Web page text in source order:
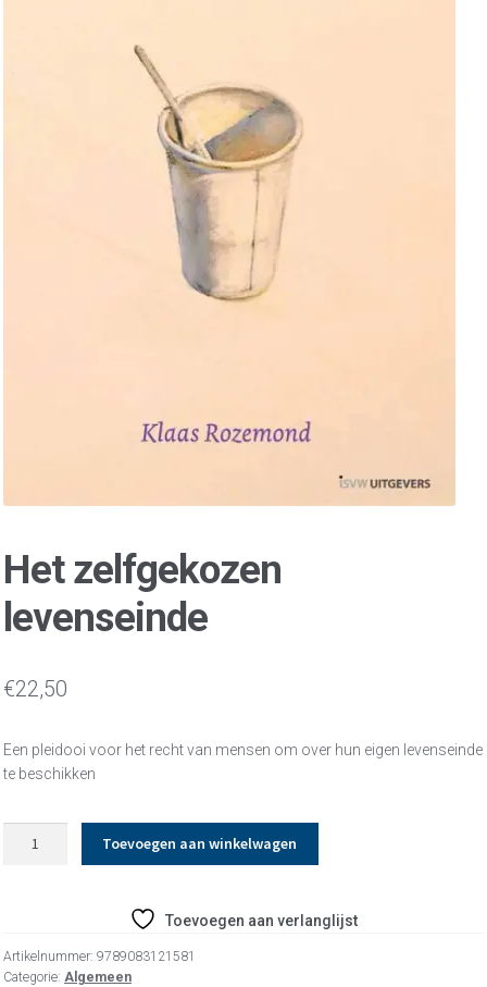
Het zelfgekozen
levenseinde
€22,50
Een pleidooi voor het recht van mensen om over hun eigen levenseinde
te beschikken
Toevoegen aan winkelwagen
Toevoegen aan verlanglijst
Artikelnummer: 9789083121581
Categorie: Algemeen